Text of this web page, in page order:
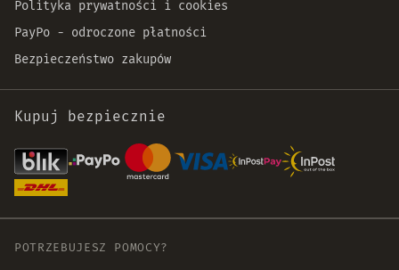
Polityka prywatności i cookies
PayPo - odroczone płatności
Bezpieczeństwo zakupów
Kupuj bezpiecznie
POTRZEBUJESZ POMOCY?